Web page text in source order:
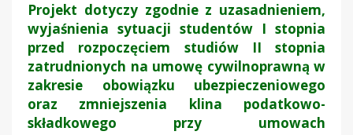
Projekt dotyczy zgodnie z uzasadnieniem,
wyjaśnienia sytuacji studentów I stopnia
przed rozpoczęciem studiów II stopnia
zatrudnionych na umowę cywilnoprawną w
zakresie obowiązku ubezpieczeniowego
oraz zmniejszenia klina podatkowo-
składkowego przy umowach